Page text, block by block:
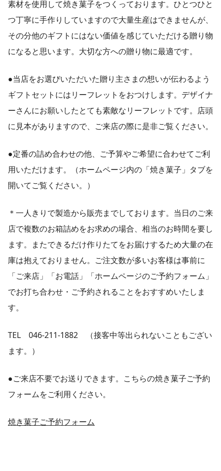
素材を使用して焼き菓子をつくっております。ひとつひと
つ丁寧に手作りしていますので大量生産はできませんが、
その分他のギフトにはない価値を感じていただける贈り物
になると思います。大切な方への贈り物に最適です。
●当店をお選びいただいた贈り主さまの想いが伝わるよう
ギフトセットにはリーフレットをおつけします。デザイナ
ーさんにお願いしたとても素敵なリーフレットです。店頭
に見本がありますので、ご来店の際に是非ご覧ください。
●定番の詰め合わせの他、ご予算やご希望に合わせてご利
用いただけます。（ホームページ内の「焼き菓子」タブを
開いてご覧ください。）
＊一人きりで製造から販売までしております。当日のご来
店で複数のお箱詰めをお求めの場合、相当のお時間を要し
ます。またできるだけ作りたてをお届けするため大量の在
庫は抱えておりません。ご注文数が多いお客様は事前に
「ご来店」「お電話」「ホームページのご予約フォーム」
でお打ち合わせ・ご予約されることをおすすめいたしま
す。
TEL 046-211-1882 （接客中等出られないこともござい
ます。）
●ご来店不要でお送りできます。こちらの焼き菓子ご予約
フォームをご利用ください。
焼き菓子ご予約フォーム